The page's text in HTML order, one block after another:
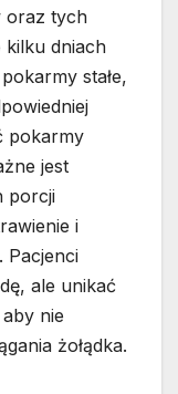
oraz tych
kilku dniach
stałe,
pokarmy
jest
porcji
i
Pacjenci
ale unikać
nie
żołądka.